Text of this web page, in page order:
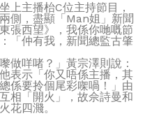
上主播枱C位主持節目，
側，盡顯「Man姐」新聞
張西望》，我係你哋嘅節
「仲有我，新聞總監古肇
做咩啫？」黃宗澤則說：
表示「你又唔係主播，其
係要拎個尾彩㗎喎！」由
相「開火」，故佘詩曼和
花四濺。